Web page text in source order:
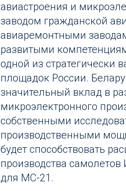
авиастроения и
заводом гражданской
авиаремонтными
развитыми
одной из
площадок России.
значительный вклад в
микроэлектронного
собственными
производственными
будет способствовать
производства
для МС-21.